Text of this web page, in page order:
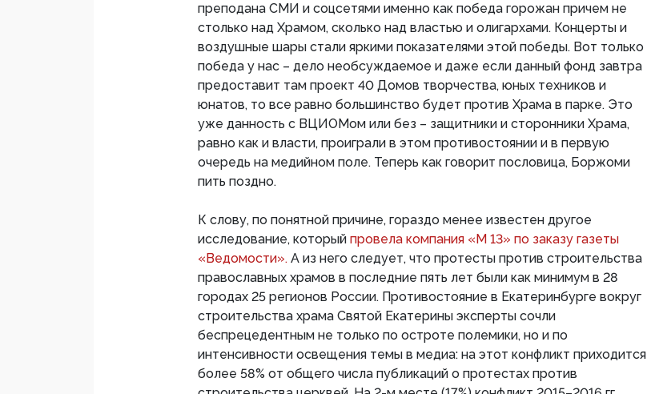
преподана СМИ и соцсетями именно как победа горожан причем не
столько над Храмом, сколько над властью и олигархами. Концерты и
воздушные шары стали яркими показателями этой победы. Вот только
победа у нас – дело необсуждаемое и даже если данный фонд завтра
предоставит там проект 40 Домов творчества, юных техников и
юнатов, то все равно большинство будет против Храма в парке. Это
уже данность с ВЦИОМом или без – защитники и сторонники Храма,
равно как и власти, проиграли в этом противостоянии и в первую
очередь на медийном поле. Теперь как говорит пословица, Боржоми
пить поздно.
К слову, по понятной причине, гораздо менее известен другое
исследование, который провела компания «М 13» по заказу газеты
«Ведомости». А из него следует, что протесты против строительства
православных храмов в последние пять лет были как минимум в 28
городах 25 регионов России. Противостояние в Екатеринбурге вокруг
строительства храма Святой Екатерины эксперты сочли
беспрецедентным не только по остроте полемики, но и по
интенсивности освещения темы в медиа: на этот конфликт приходится
более 58% от общего числа публикаций о протестах против